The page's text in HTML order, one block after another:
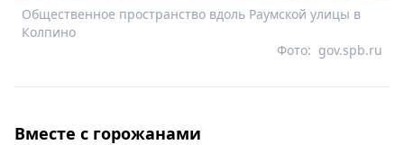
Общественное пространство вдоль Раумской улицы в
Колпино
gov.spb.ru
Фото:
Вместе с горожанами